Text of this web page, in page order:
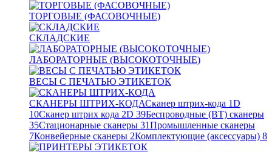
ТОРГОВЫЕ (ФАСОВОЧНЫЕ)
СКЛАДСКИЕ
ЛАБОРАТОРНЫЕ (ВЫСОКОТОЧНЫЕ)
ВЕСЫ С ПЕЧАТЬЮ ЭТИКЕТОК
СКАНЕРЫ ШТРИХ-КОДАСканер штрих-кода 1D
10Сканер штрих кода 2D 39Беспроводные (BT) сканеры
35Стационарные сканеры 31Промышленные сканеры
7Конвейерные сканеры 2Комплектующие (аксессуары) 8